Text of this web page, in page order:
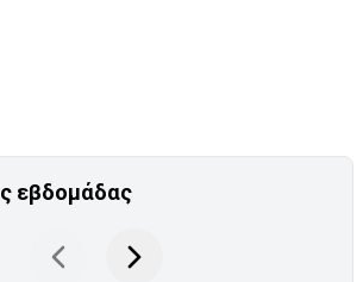
εβδομάδας